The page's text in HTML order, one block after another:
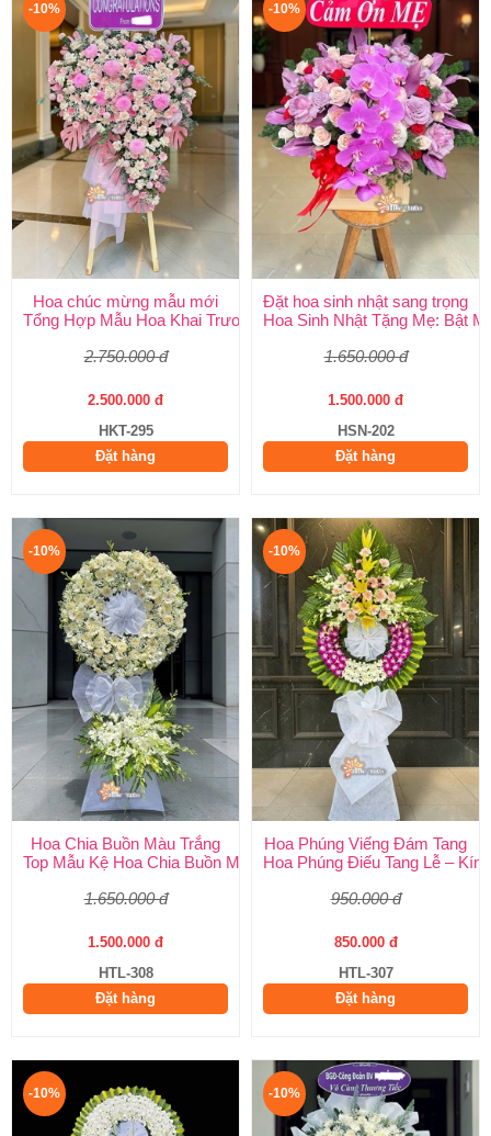
-10%
Hoa chúc mừng mẫu mới
Tổng Hợp Mẫu Hoa Khai Trương Mới Nhất 2026 – Shop Hoa
2.750.000 đ
2.500.000 đ
HKT-295
Đặt hàng
-10%
Đặt hoa sinh nhật sang trọng
Hoa Sinh Nhật Tặng Mẹ: Bật
1.650.000 đ
1.500.000 đ
HSN-202
Đặt hàng
-10%
Hoa Chia Buồn Màu Trắng
Top Mẫu Kệ Hoa Chia Buồn Màu Trắng Được Chọn Nhiều Nhất
1.650.000 đ
1.500.000 đ
HTL-308
Đặt hàng
-10%
Hoa Phúng Viếng Đám Tang
Hoa Phúng Điếu Tang Lễ –
950.000 đ
850.000 đ
HTL-307
Đặt hàng
-10% -10%